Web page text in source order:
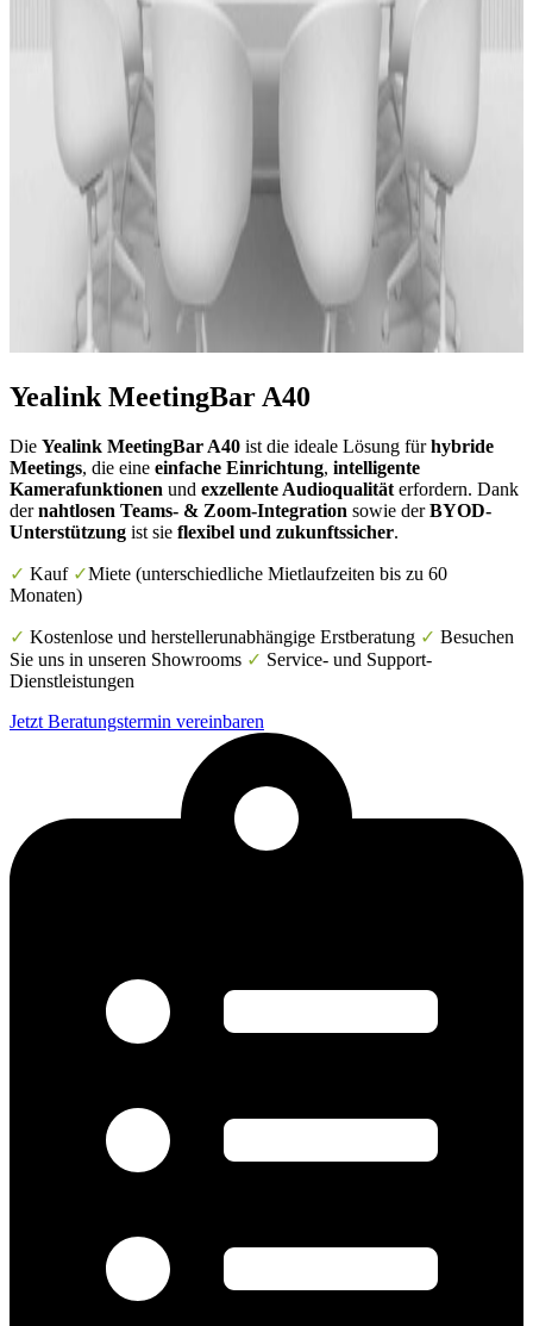
Yealink MeetingBar A40
Die Yealink MeetingBar A40 ist die ideale Lösung fürhybride
Meetings, die eine einfache Einrichtung, intelligente
Kamerafunktionen und exzellente Audioqualitäterfordern. Dank
dernahtlosen Teams- & Zoom-Integration sowie derBYOD-
Unterstützung ist sie flexibel und zukunftssicher.
✓ Kauf ✓Miete (unterschiedliche Mietlaufzeiten bis zu 60
Monaten)
✓ Kostenlose und herstellerunabhängige Erstberatung ✓ Besuchen
Sie uns in unseren Showrooms ✓ Service- und Support-
Dienstleistungen
Jetzt Beratungstermin vereinbaren